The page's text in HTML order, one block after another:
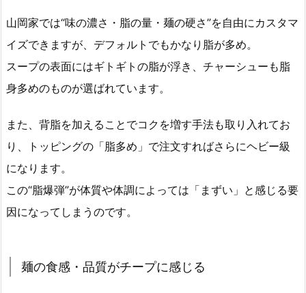
山岡家では“味の濃さ・脂の量・麺の硬さ”を自由にカスタマ
イズできますが、デフォルトでもかなり脂が多め。
スープの表面にはギトギトの脂が浮き、チャーシューも脂
身多めのものが選ばれています。
また、背脂を加えることでコクを増す手法も取り入れてお
り、トッピングの「脂多め」で注文すればさらにヘビー級
になります。
この“脂爆弾”が体質や体調によっては「まずい」と感じる要
因になってしまうのです。
麺の食感・品質がチープに感じる